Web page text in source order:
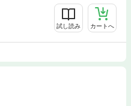
試し読み カートへ